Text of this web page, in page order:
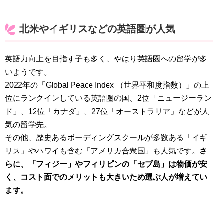
北米やイギリスなどの英語圏が人気
英語力向上を目指す子も多く、やはり英語圏への留学が多
いようです。
2022年の「Global Peace Index （世界平和度指数）」の上
位にランクインしている英語圏の国、2位「ニュージーラン
ド」、12位「カナダ」、27位「オーストラリア」などが人
気の留学先。
その他、歴史あるボーディングスクールが多数ある「イギ
リス」やハワイも含む「アメリカ合衆国」も人気です。
さ
らに、「フィジー」やフィリピンの「セブ島」は物価が安
く、コスト面でのメリットも大きいため選ぶ人が増えてい
ます。